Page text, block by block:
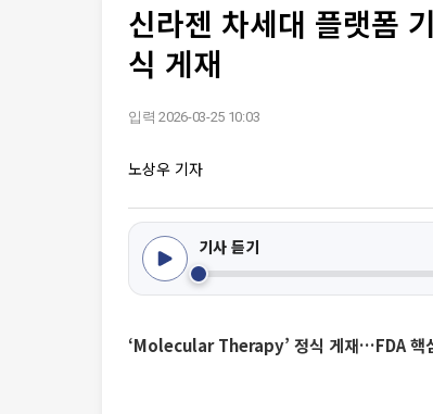
신라젠 차세대 플랫폼
식 게재
입력 2026-03-25 10:03
노상우 기자
기사 듣기
‘Molecular Therapy’ 정식 게재…FDA 핵